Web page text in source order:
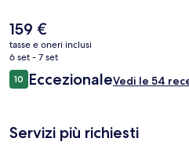
ospiti lodano il personale gentile
Il
prezzo
attuale
è
159 €
159 €
tasse e oneri inclusi
6 set - 7 set
Recensioni
1010 su 10
EccezionaleVedi le 54
Servizi più richiesti